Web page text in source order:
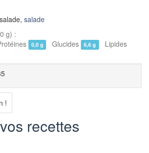
salade
g) :
0,0 g Glucides 6,6 g Lipides
!
recettes